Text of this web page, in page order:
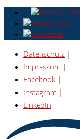
Datenschutz |
Impressum |
Facebook |
Instagram |
LinkedIn